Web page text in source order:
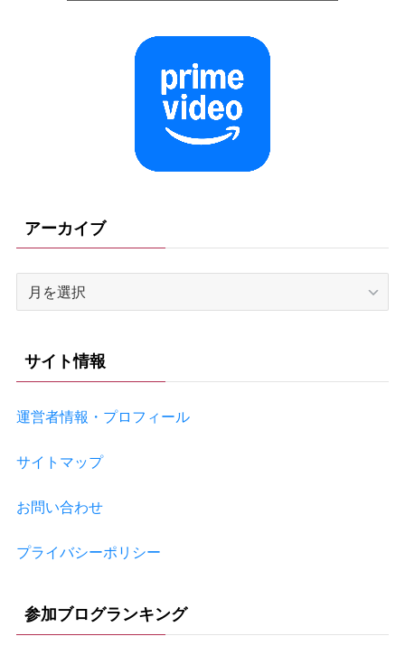
アーカイブ
イ
サイト情報
運営者情報・プロフィール
サイトマップ
お問い合わせ
プライバシーポリシー
参加ブログランキング